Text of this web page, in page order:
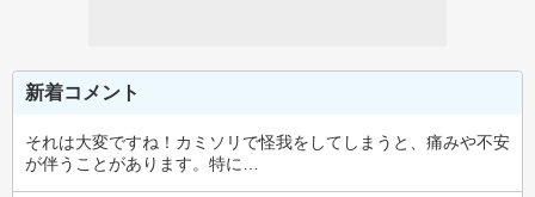
新着コメント
それは大変ですね！カミソリで怪我をしてしまうと、痛みや不安
が伴うことがあります。特に…